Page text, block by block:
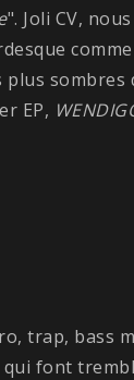
". Joli CV,
plus
EP,
trap, bass
qui font